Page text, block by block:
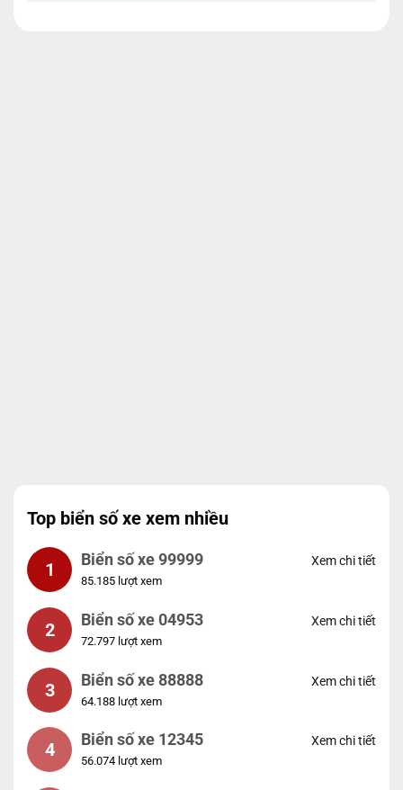
Top biển số xe xem nhiều
1 Biển số xe 99999
85.185 lượt xem
Xem chi tiết
2 Biển số xe 04953
72.797 lượt xem
Xem chi tiết
3 Biển số xe 88888
64.188 lượt xem
Xem chi tiết
4 Biển số xe 12345
56.074 lượt xem
Xem chi tiết